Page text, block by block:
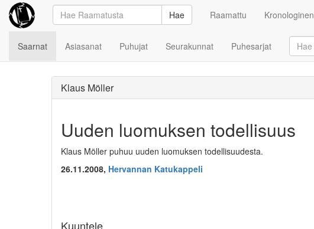
Hae Raamattu Kronologinen
Saarnat Asiasanat Puhujat Seurakunnat Puhesarjat
Klaus Möller
Uuden luomuksen todellisuus
Klaus Möller puhuu uuden luomuksen todellisuudesta.
26.11.2008, Hervannan Katukappeli
Kuuntele